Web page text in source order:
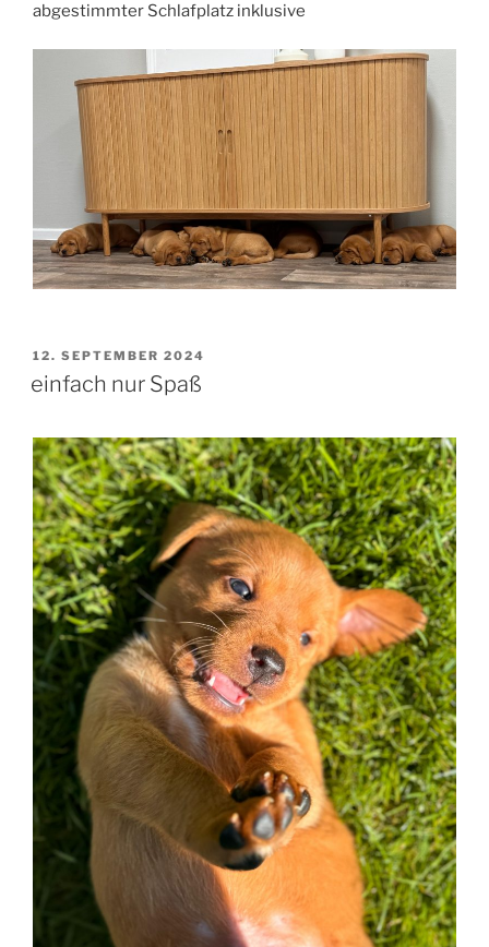
abgestimmter Schlafplatz inklusive
VERÖFFENTLICHT
AM
12. SEPTEMBER 2024
einfach nur Spaß